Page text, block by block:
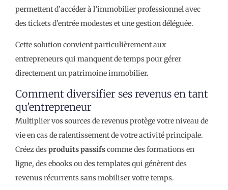
permettent d’accéder à l’immobilier professionnel avec
des tickets d’entrée modestes et une gestion déléguée.
Cette solution convient particulièrement aux
entrepreneurs qui manquent de temps pour gérer
directement un patrimoine immobilier.
Comment diversifier ses revenus en tant
qu’entrepreneur
Multiplier vos sources de revenus protège votre niveau de
vie en cas de ralentissement de votre activité principale.
Créez desproduits passifscomme des formations en
ligne, des ebooks ou des templates qui génèrent des
revenus récurrents sans mobiliser votre temps.